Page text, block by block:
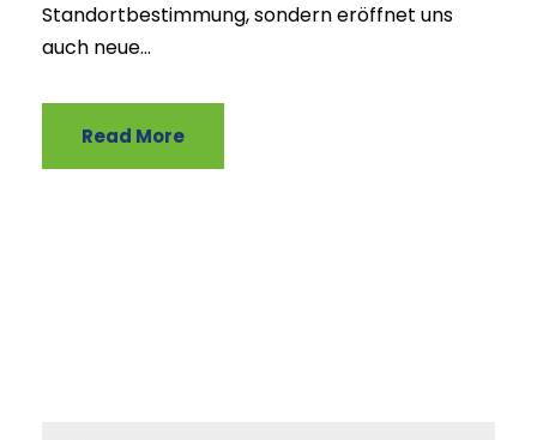
Standortbestimmung, sondern eröffnet uns
auch neue...
Read More